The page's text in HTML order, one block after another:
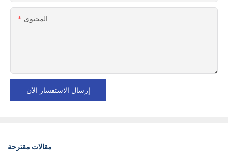
المحتوى
إرسال الاستفسار الآن
مقالات مقترحة